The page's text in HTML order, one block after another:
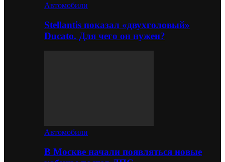
Автомобили
Stellantis показал «двухголовый»
Ducato. Для чего он нужен?
Автомобили
В Москве начали появляться новые